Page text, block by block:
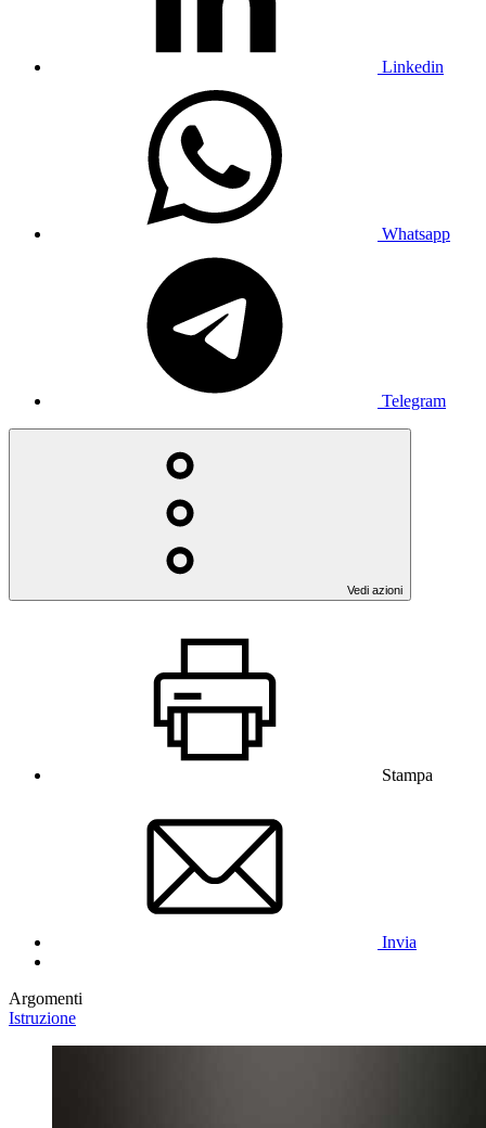
Linkedin
Whatsapp
Telegram
Vedi azioni
Stampa
Invia
Argomenti
Istruzione